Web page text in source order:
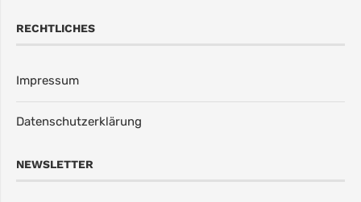
RECHTLICHES
Impressum
Datenschutzerklärung
NEWSLETTER